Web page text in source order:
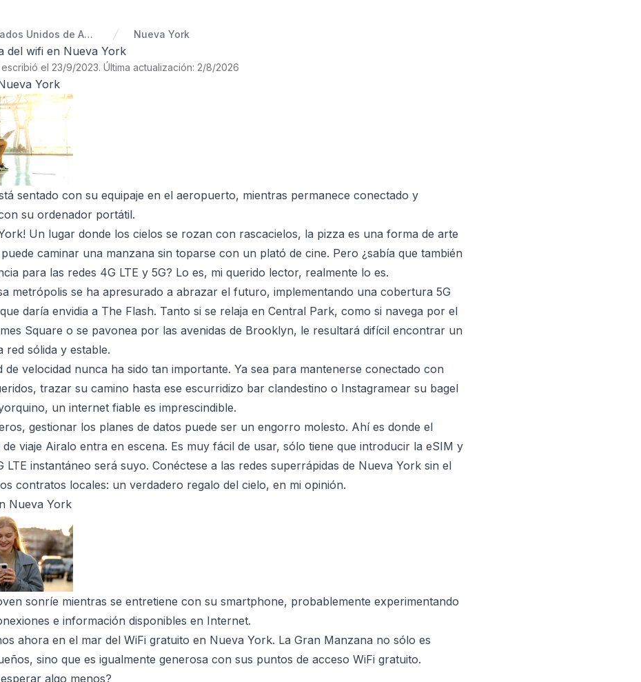
Estados Unidos de América Nueva York
del wifi en Nueva York
el 23/9/2023. Última actualización: 2/8/2026
York
sentado con su equipaje en el aeropuerto, mientras permanece conectado y
su ordenador portátil.
Un lugar donde los cielos se rozan con rascacielos, la pizza es una forma de arte
caminar una manzana sin toparse con un plató de cine. Pero ¿sabía que también
para las redes 4G LTE y 5G? Lo es, mi querido lector, realmente lo es.
metrópolis se ha apresurado a abrazar el futuro, implementando una cobertura 5G
daría envidia a The Flash. Tanto si se relaja en Central Park, como si navega por el
Square o se pavonea por las avenidas de Brooklyn, le resultará difícil encontrar un
red sólida y estable.
de velocidad nunca ha sido tan importante. Ya sea para mantenerse conectado con
trazar su camino hasta ese escurridizo bar clandestino o Instagramear su bagel
un internet fiable es imprescindible.
gestionar los planes de datos puede ser un engorro molesto. Ahí es donde el
viaje Airalo entra en escena. Es muy fácil de usar, sólo tiene que introducir la eSIM y
LTE instantáneo será suyo. Conéctese a las redes superrápidas de Nueva York sin el
contratos locales: un verdadero regalo del cielo, en mi opinión.
Nueva York
sonríe mientras se entretiene con su smartphone, probablemente experimentando
e información disponibles en Internet.
ahora en el mar del WiFi gratuito en Nueva York. La Gran Manzana no sólo es
sino que es igualmente generosa con sus puntos de acceso WiFi gratuito.
algo menos?